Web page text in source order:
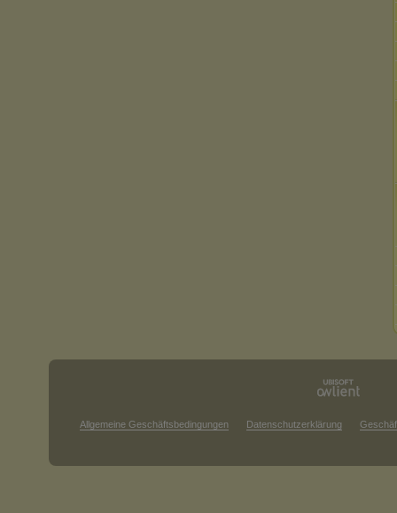
Allgemeine Geschäftsbedingungen Datenschutzerklärung